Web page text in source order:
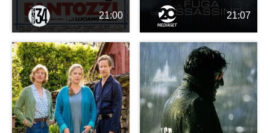
21:00 21:07